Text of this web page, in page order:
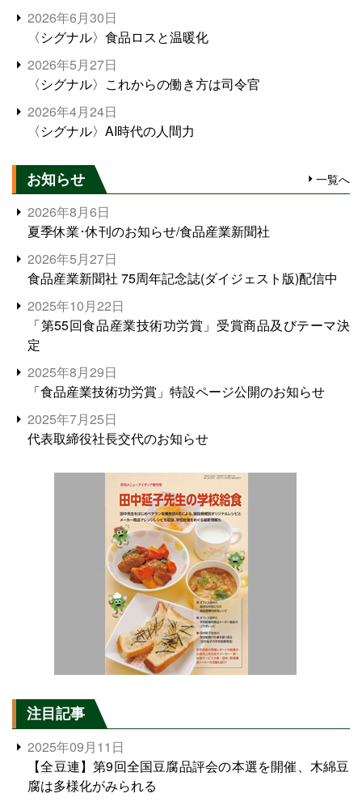
2026年6月30日
〈シグナル〉食品ロスと温暖化
2026年5月27日
〈シグナル〉これからの働き方は司令官
2026年4月24日
〈シグナル〉AI時代の人間力
お知らせ 一覧へ
2026年8月6日
夏季休業･休刊のお知らせ/食品産業新聞社
2026年5月27日
食品産業新聞社 75周年記念誌(ダイジェスト版)配信中
2025年10月22日
「第55回食品産業技術功労賞」受賞商品及びテーマ決
定
2025年8月29日
「食品産業技術功労賞」特設ページ公開のお知らせ
2025年7月25日
代表取締役社長交代のお知らせ
注目記事
2025年09月11日
【全豆連】第9回全国豆腐品評会の本選を開催、木綿豆
腐は多様化がみられる